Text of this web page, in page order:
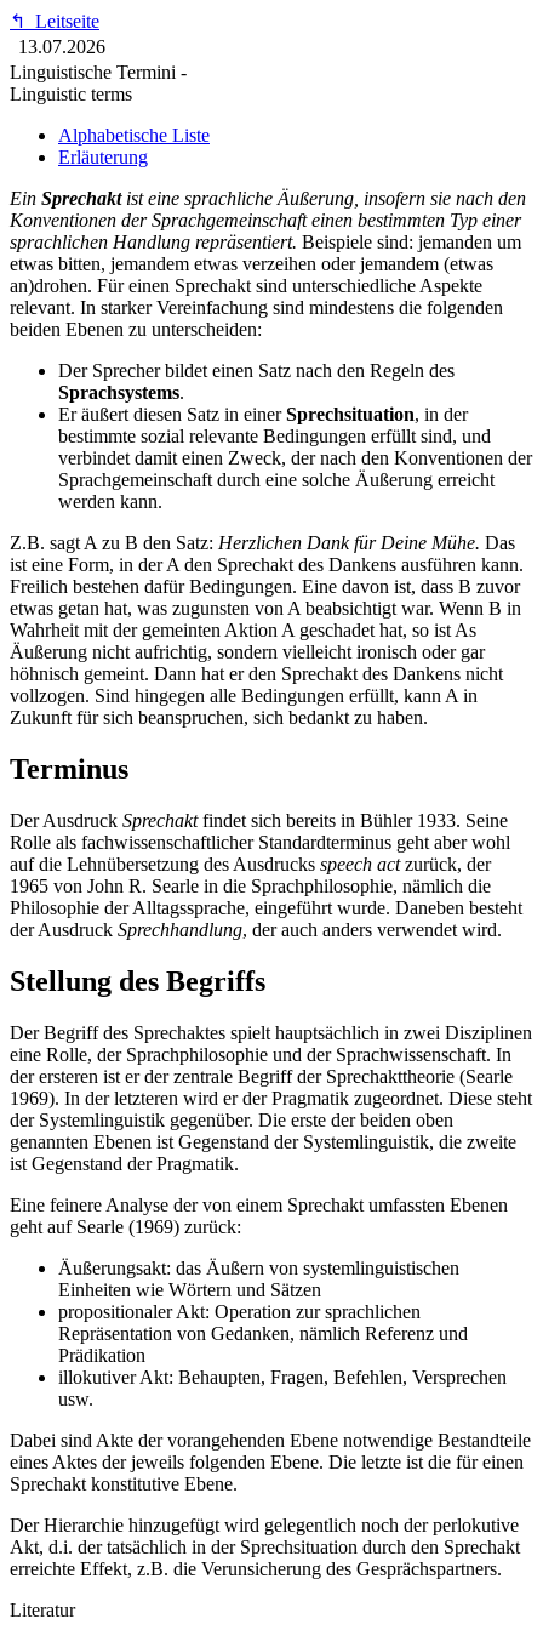
↰
Leitseite
13.07.2026
Linguistische Termini -
Linguistic terms
Alphabetische Liste
Erläuterung
Ein Sprechaktist eine sprachliche Äußerung, insofern sie nach den
Konventionen der Sprachgemeinschaft einen bestimmten Typ einer
sprachlichen Handlung repräsentiert. Beispiele sind: jemanden um
etwas bitten, jemandem etwas verzeihen oder jemandem (etwas
an)drohen. Für einen Sprechakt sind unterschiedliche Aspekte
relevant. In starker Vereinfachung sind mindestens die folgenden
beiden Ebenen zu unterscheiden:
Der Sprecher bildet einen Satz nach den Regeln des
Sprachsystems.
Er äußert diesen Satz in einerSprechsituation, in der
bestimmte sozial relevante Bedingungen erfüllt sind, und
verbindet damit einen Zweck, der nach den Konventionen der
Sprachgemeinschaft durch eine solche Äußerung erreicht
werden kann.
Z.B. sagt A zu B den Satz: Herzlichen Dank für Deine Mühe. Das
ist eine Form, in der A den Sprechakt des Dankens ausführen kann.
Freilich bestehen dafür Bedingungen. Eine davon ist, dass B zuvor
etwas getan hat, was zugunsten von A beabsichtigt war. Wenn B in
Wahrheit mit der gemeinten Aktion A geschadet hat, so ist As
Äußerung nicht aufrichtig, sondern vielleicht ironisch oder gar
höhnisch gemeint. Dann hat er den Sprechakt des Dankens nicht
vollzogen. Sind hingegen alle Bedingungen erfüllt, kann A in
Zukunft für sich beanspruchen, sich bedankt zu haben.
Terminus
Der Ausdruck Sprechaktfindet sich bereits in Bühler 1933. Seine
Rolle als fachwissenschaftlicher Standardterminus geht aber wohl
auf die Lehnübersetzung des Ausdrucks speech actzurück, der
1965 von John R. Searle in die Sprachphilosophie, nämlich die
Philosophie der Alltagssprache, eingeführt wurde. Daneben besteht
der Ausdruck Sprechhandlung, der auch anders verwendet wird.
Stellung des Begriffs
Der Begriff des Sprechaktes spielt hauptsächlich in zwei Disziplinen
eine Rolle, der Sprachphilosophie und der Sprachwissenschaft. In
der ersteren ist er der zentrale Begriff der Sprechakttheorie (Searle
1969). In der letzteren wird er der Pragmatik zugeordnet. Diese steht
der Systemlinguistik gegenüber. Die erste der beiden oben
genannten Ebenen ist Gegenstand der Systemlinguistik, die zweite
ist Gegenstand der Pragmatik.
Eine feinere Analyse der von einem Sprechakt umfassten Ebenen
geht auf Searle (1969) zurück:
Äußerungsakt: das Äußern von systemlinguistischen
Einheiten wie Wörtern und Sätzen
propositionaler Akt: Operation zur sprachlichen
Repräsentation von Gedanken, nämlich Referenz und
Prädikation
illokutiver Akt: Behaupten, Fragen, Befehlen, Versprechen
usw.
Dabei sind Akte der vorangehenden Ebene notwendige Bestandteile
eines Aktes der jeweils folgenden Ebene. Die letzte ist die für einen
Sprechakt konstitutive Ebene.
Der Hierarchie hinzugefügt wird gelegentlich noch der perlokutive
Akt, d.i. der tatsächlich in der Sprechsituation durch den Sprechakt
erreichte Effekt, z.B. die Verunsicherung des Gesprächspartners.
Literatur